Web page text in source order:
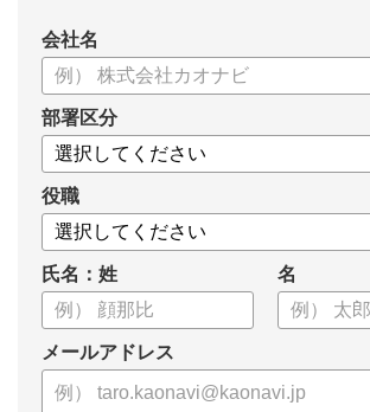
こうした実情をふまえ、システム導入有無
況や成果を明らかにすべく調査いたしました
【資料の内容】
・タレントマネジメント推進の事業戦略貢
・タレントマネジメントシステム導入の手応え
・人事担当者以外でのカオナビ利用比率
これからのタレントマネジメントが目指す
して、ぜひお役立てください。
会社名
部署区分
役職
氏名：姓 名
メールアドレス